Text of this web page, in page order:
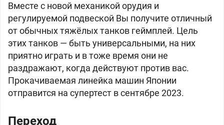
Вместе с новой механикой орудия и
регулируемой подвеской Вы получите отличный
от обычных тяжёлых танков геймплей. Цель
этих танков — быть универсальными, на них
приятно играть и в тоже время они не
раздражают, когда действуют против вас.
Прокачиваемая линейка машин Японии
отправится на супертест в сентябре 2023.
Переход